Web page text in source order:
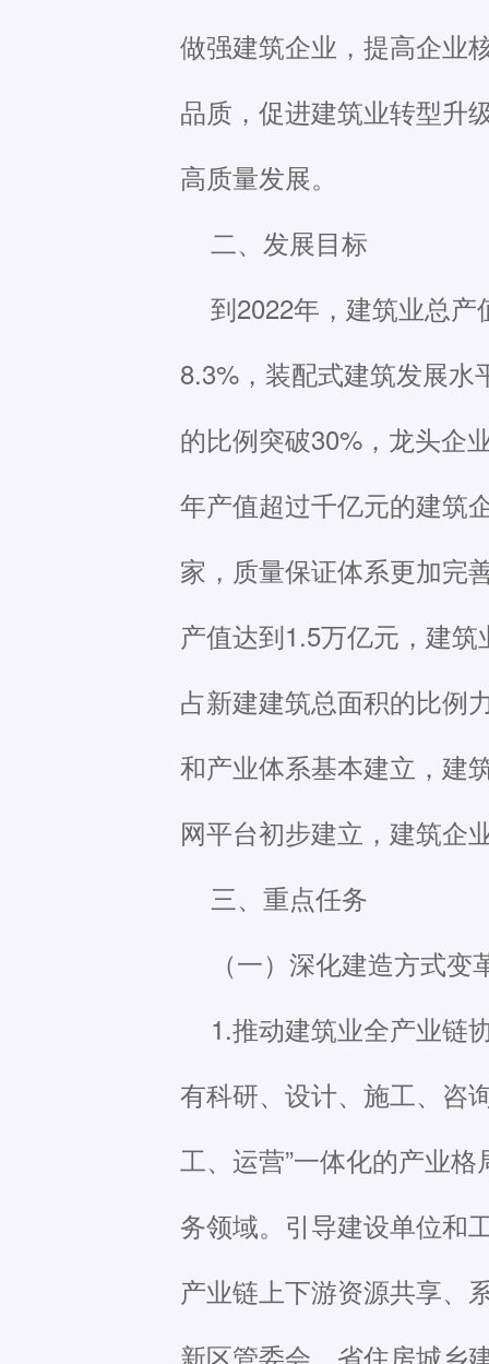
做强建筑企业，提高企业
品质，促进建筑业转型升
高质量发展。
二、发展目标
到2022年，建筑业总
8.3%，装配式建筑发展
的比例突破30%，龙头企
年产值超过千亿元的建筑
家，质量保证体系更加完
产值达到1.5万亿元，建
占新建建筑总面积的比例
和产业体系基本建立，建
网平台初步建立，建筑企
三、重点任务
（一）深化建造方式
1.推动建筑业全产业链
有科研、设计、施工、咨
工、运营”一体化的产业
务领域。引导建设单位和
产业链上下游资源共享、
新区管委会、省住房城乡